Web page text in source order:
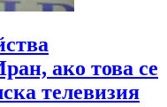
ако това се
телевизия